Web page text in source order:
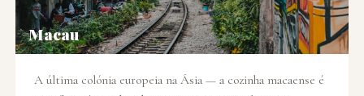
Macau
A última colónia europeia na Ásia — a cozinha macaense é